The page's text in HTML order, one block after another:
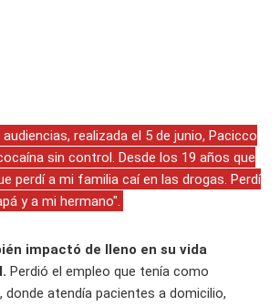
realizada el 5 de junio, Pacicco
sin control. Desde los 19 años que
perdí a mi familia caí en las drogas. Perdí
y a mi hermano".
impactó de lleno en su vida
Perdió el empleo que tenía como
donde atendía pacientes a domicilio,